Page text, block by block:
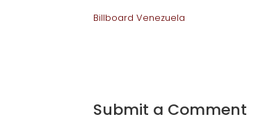
Billboard Venezuela
Submit a Comment